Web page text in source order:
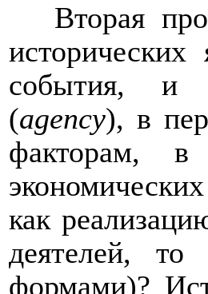
Вторая
события, и
(agency), в
факторам, в
как
деятелей,
формами)?